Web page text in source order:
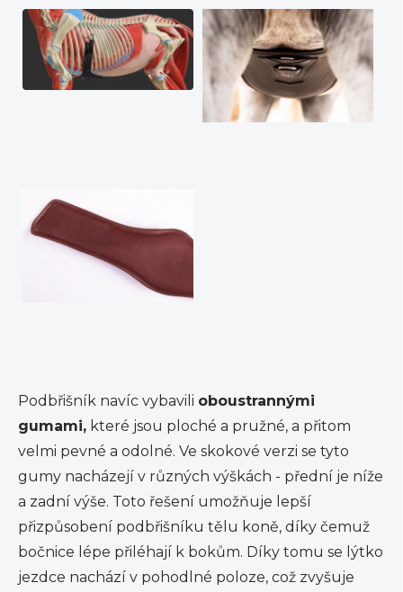
Podbřišník navíc vybavili oboustrannými
gumami, které jsou ploché a pružné, a přitom
velmi pevné a odolné. Ve skokové verzi se tyto
gumy nacházejí v různých výškách - přední je níže
a zadní výše. Toto řešení umožňuje lepší
přizpůsobení podbřišníku tělu koně, díky čemuž
bočnice lépe přiléhají k bokům. Díky tomu se lýtko
jezdce nachází v pohodlné poloze, což zvyšuje